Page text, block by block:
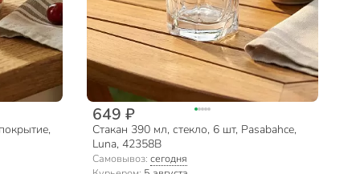
072/4, в
649 ₽
Стакан 390 мл, стекло, 6 шт, Pasabahce,
Luna, 42358B
Самовывоз:сегодня